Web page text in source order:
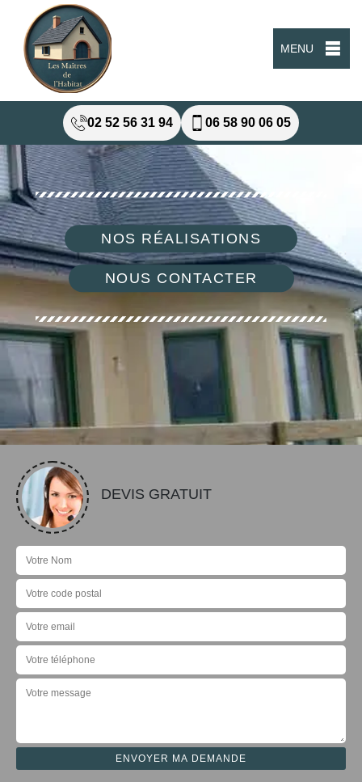
MENU
02 52 56 31 94 06 58 90 06 05
NOS RÉALISATIONS
NOUS CONTACTER
DEVIS GRATUIT